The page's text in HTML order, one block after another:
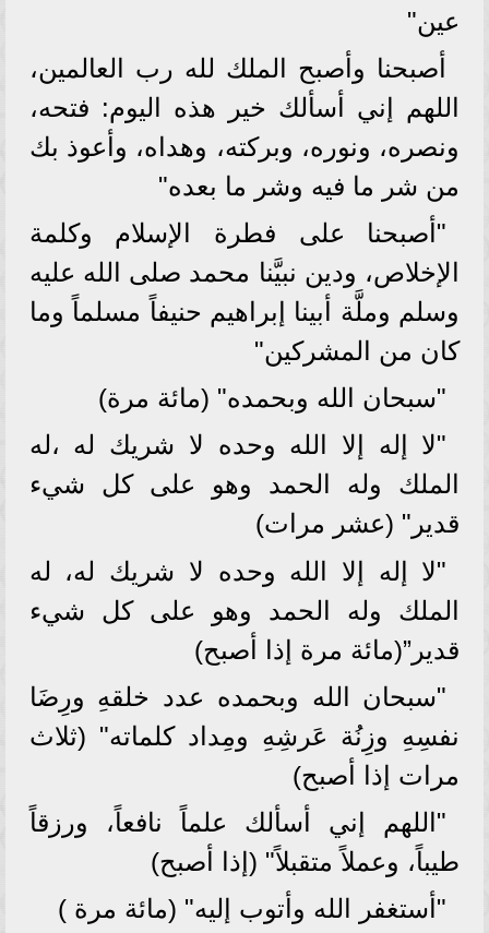
عين"
أصبحنا وأصبح الملك لله رب العالمين،
اللهم إني أسألك خير هذه اليوم: فتحه،
ونصره، ونوره، وبركته، وهداه، وأعوذ بك
من شر ما فيه وشر ما بعده"
"أصبحنا على فطرة الإسلام وكلمة
الإخلاص، ودين نبيَّنا محمد صلى الله عليه
وسلم وملَّة أبينا إبراهيم حنيفاً مسلماً وما
كان من المشركين"
"سبحان الله وبحمده" (مائة مرة)
"لا إله إلا الله وحده لا شريك له ،له
الملك وله الحمد وهو على كل شيء
قدير" (عشر مرات)
"لا إله إلا الله وحده لا شريك له، له
الملك وله الحمد وهو على كل شيء
قدير”(مائة مرة إذا أصبح)
"سبحان الله وبحمده عدد خلقهِ ورِضَا
نفسِهِ وزِنُة عَرشِهِ ومِداد كلماته" (ثلاث
مرات إذا أصبح)
"اللهم إني أسألك علماً نافعاً، ورزقاً
طيباً، وعملاً متقبلاً" (إذا أصبح)
"أستغفر الله وأتوب إليه" (مائة مرة )